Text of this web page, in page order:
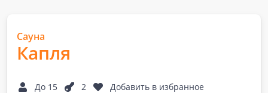
Сауна
Капля
До 15 2 Добавить в избранное